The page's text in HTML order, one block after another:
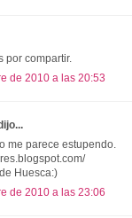
por compartir.
de 2010 a las 20:53
me parece estupendo.
Huesca:)
de 2010 a las 23:06